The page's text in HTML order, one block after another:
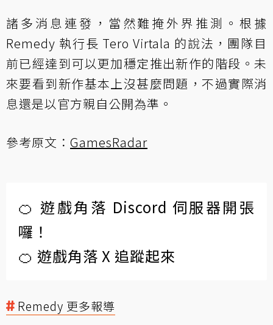
諸多消息連發，當然難掩外界推測。根據
Remedy 執行長 Tero Virtala 的說法，團隊目
前已經達到可以更加穩定推出新作的階段。未
來要看到新作基本上沒甚麼問題，不過實際消
息還是以官方親自公開為準。
參考原文： GamesRadar
🍊 遊戲角落 Discord 伺服器開張
囉！
🍊 遊戲角落 X 追蹤起來
Remedy 更多報導